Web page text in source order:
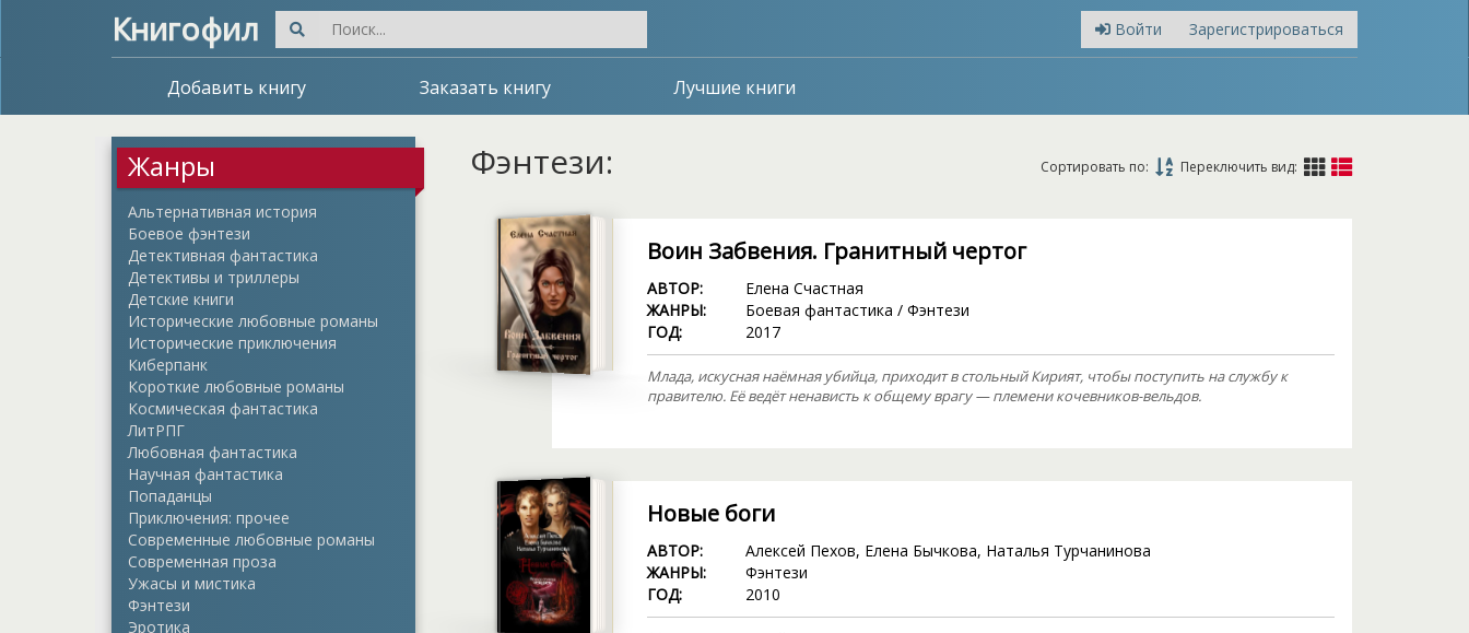
Книгофил Войти Зарегистрироваться
Добавить книгу Заказать книгу Лучшие книги
Жанры
Альтернативная история
Боевое фэнтези
Детективная фантастика
Детективы и триллеры
Детские книги
Исторические любовные романы
Исторические приключения
Киберпанк
Короткие любовные романы
Космическая фантастика
ЛитРПГ
Любовная фантастика
Научная фантастика
Попаданцы
Приключения: прочее
Современные любовные романы
Современная проза
Ужасы и мистика
Фэнтези
Эротика
Фэнтези: Сортировать по: Переключить вид:
Воин Забвения. Гранитный чертог
АВТОР:
Елена Счастная
ЖАНРЫ:
Боевая фантастика / Фэнтези
ГОД:
2017
Млада, искусная наёмная убийца, приходит в стольный Кирият, чтобы поступить на службу к
правителю. Её ведёт ненависть к общему врагу — племени кочевников-вельдов.
Новые боги
АВТОР: Алексей Пехов, Елена Бычкова, Наталья Турчанинова
ЖАНРЫ:
Фэнтези
ГОД:
2010